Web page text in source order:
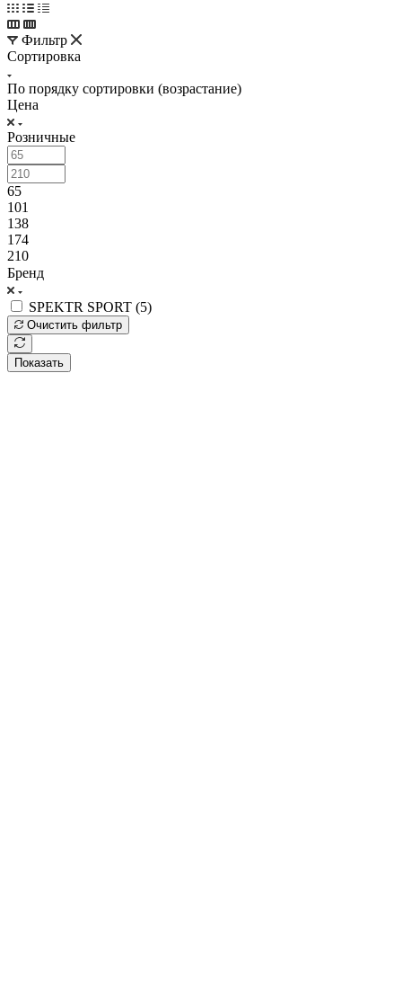
Фильтр
Сортировка
По порядку сортировки (возрастание)
Цена
Розничные
65
101
138
174
210
Бренд
SPEKTR SPORT (5)
Очистить фильтр
Показать